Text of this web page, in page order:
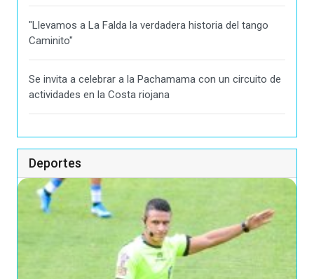
"Llevamos a La Falda la verdadera historia del tango
Caminito"
Se invita a celebrar a la Pachamama con un circuito de
actividades en la Costa riojana
Deportes